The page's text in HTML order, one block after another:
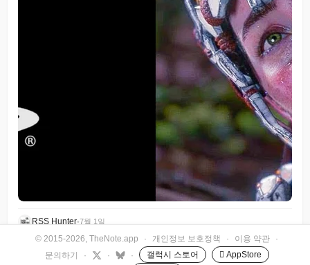
RSS Hunter•7월 1일
© 2015-2026, TheNote.app · 개인정보 보호정책 · 이용 약관
·
문의하기
· · · 갤럭시 스토어  AppStore